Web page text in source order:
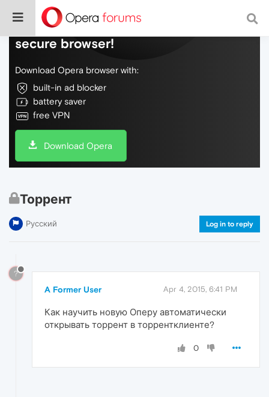
Do more on the web, with a fast and
secure browser!
Download Opera browser with:
built-in ad blocker
battery saver
free VPN
Download Opera
Торрент
Русский Log in to reply
?
A Former User Apr 4, 2015, 6:41 PM
Как научить новую Оперу автоматически
открывать торрент в торрентклиенте?
0